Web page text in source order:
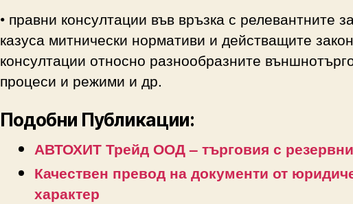
• правни консултации във връзка с релевантните
казуса митнически нормативи и действащите
консултации относно разнообразните
процеси и режими и др.
Подобни Публикации:
АВТОХИТ Трейд ООД – търговия с
Качествен превод на документи от
характер